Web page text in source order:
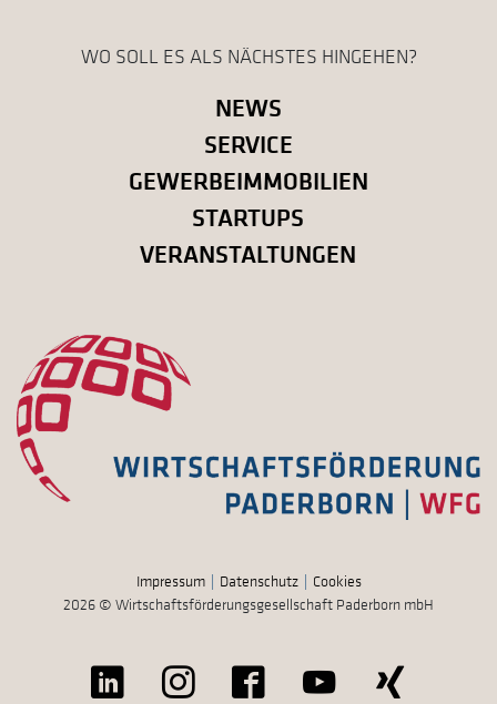
WO SOLL ES ALS NÄCHSTES HINGEHEN?
NEWS
SERVICE
GEWERBEIMMOBILIEN
STARTUPS
VERANSTALTUNGEN
Impressum Datenschutz
Cookies
2026 © Wirtschaftsförderungsgesellschaft Paderborn mbH